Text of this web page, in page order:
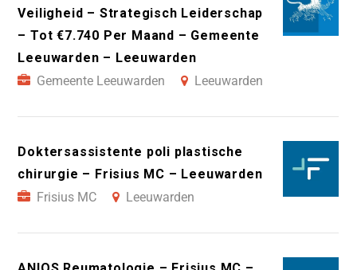
Veiligheid – Strategisch Leiderschap
– Tot €7.740 Per Maand – Gemeente
Leeuwarden – Leeuwarden
Gemeente Leeuwarden
Leeuwarden
Doktersassistente poli plastische
chirurgie – Frisius MC – Leeuwarden
Frisius MC
Leeuwarden